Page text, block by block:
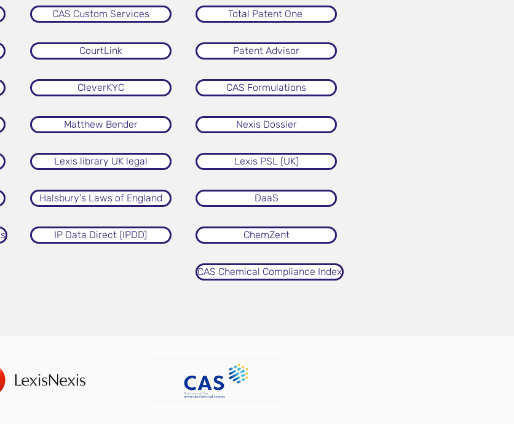
Total Patent One
Patent Advisor
CAS Formulations
Nexis Dossier
Lexis PSL (UK)
DaaS
ChemZent
CAS Chemical Compliance Index
CAS Custom Services
CourtLink
CleverKYC
Matthew Bender
Lexis library UK legal
Halsbury's Laws of England
IP Data Direct (IPDD)